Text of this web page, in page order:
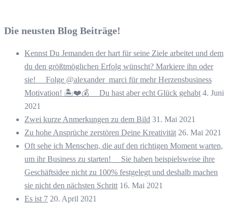
Die neusten Blog Beiträge!
Kennst Du Jemanden der hart für seine Ziele arbeitet und dem
du den größtmöglichen Erfolg wünscht? Markiere ihn oder
sie! ⠀ Folge @alexander_marci für mehr Herzensbusiness
Motivation! 🏝️❤️💰 ⠀ Du hast aber echt Glück gehabt 4. Juni
2021
Zwei kurze Anmerkungen zu dem Bild 31. Mai 2021
Zu hohe Ansprüche zerstören Deine Kreativität 26. Mai 2021
Oft sehe ich Menschen, die auf den richtigen Moment warten,
um ihr Business zu starten! ⠀ Sie haben beispielsweise ihre
Geschäftsidee nicht zu 100% festgelegt und deshalb machen
sie nicht den nächsten Schritt 16. Mai 2021
Es ist 7 20. April 2021